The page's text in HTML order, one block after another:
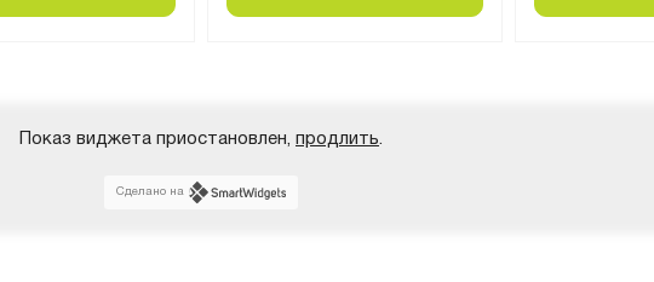
Показ виджета приостановлен, продлить
Сделано на